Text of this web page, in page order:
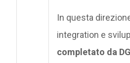
In questa
integration e
completato da